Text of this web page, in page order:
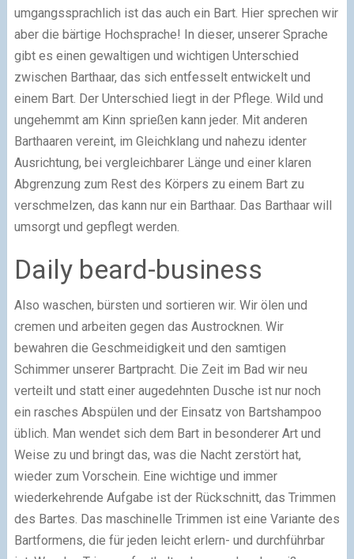
umgangssprachlich ist das auch ein Bart. Hier sprechen wir
aber die bärtige Hochsprache! In dieser, unserer Sprache
gibt es einen gewaltigen und wichtigen Unterschied
zwischen Barthaar, das sich entfesselt entwickelt und
einem Bart. Der Unterschied liegt in der Pflege. Wild und
ungehemmt am Kinn sprießen kann jeder. Mit anderen
Barthaaren vereint, im Gleichklang und nahezu identer
Ausrichtung, bei vergleichbarer Länge und einer klaren
Abgrenzung zum Rest des Körpers zu einem Bart zu
verschmelzen, das kann nur ein Barthaar. Das Barthaar will
umsorgt und gepflegt werden.
Daily beard-business
Also waschen, bürsten und sortieren wir. Wir ölen und
cremen und arbeiten gegen das Austrocknen. Wir
bewahren die Geschmeidigkeit und den samtigen
Schimmer unserer Bartpracht. Die Zeit im Bad wir neu
verteilt und statt einer augedehnten Dusche ist nur noch
ein rasches Abspülen und der Einsatz von Bartshampoo
üblich. Man wendet sich dem Bart in besonderer Art und
Weise zu und bringt das, was die Nacht zerstört hat,
wieder zum Vorschein. Eine wichtige und immer
wiederkehrende Aufgabe ist der Rückschnitt, das Trimmen
des Bartes. Das maschinelle Trimmen ist eine Variante des
Bartformens, die für jeden leicht erlern- und durchführbar